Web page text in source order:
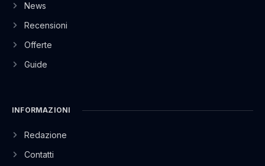
News
Recensioni
Offerte
Guide
INFORMAZIONI
Redazione
Contatti